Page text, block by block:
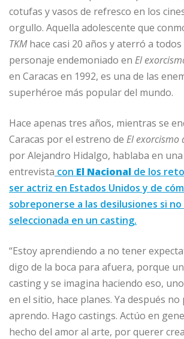
cotufas y vasos de refresco en los
orgullo. Aquella adolescente que
TKMhace casi 20 años y aterró a todos
personaje endemoniado en El
en Caracas en 1992, es una de las
superhéroe más popular del mundo.
Hace apenas tres años, mientras se
Caracas por el estreno de El exorcismo
por Alejandro Hidalgo, hablaba en una
entrevista con El Nacional de los
ser actriz en Estados Unidos y de
sobreponerse a las desilusiones si
seleccionada en un casting.
“Estoy aprendiendo a no tener
digo de la boca para afuera, porque
casting y se imagina haciendo eso,
en el sitio, hace planes. Ya después no
aprendo. Hago castings. Actúo en
hecho del amor al arte, por querer